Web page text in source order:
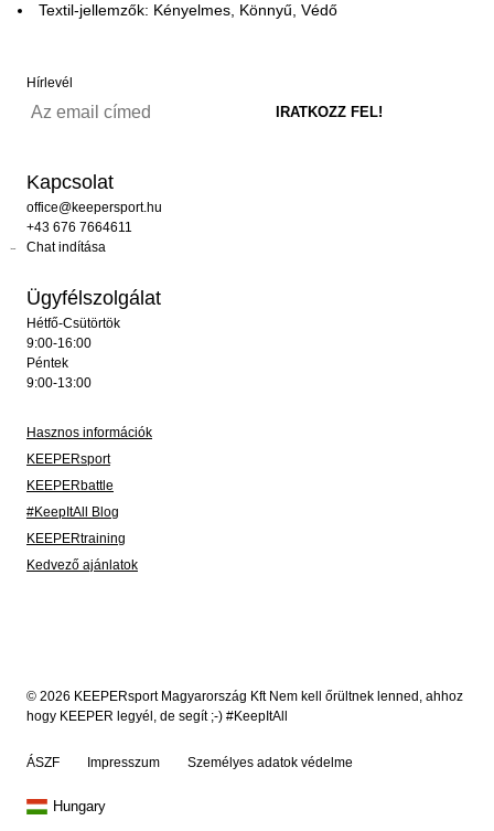
Textil-jellemzők: Kényelmes, Könnyű, Védő
Hírlevél
Kapcsolat
office@keepersport.hu
+43 676 7664611
Chat indítása
Ügyfélszolgálat
Hétfő-Csütörtök
9:00-16:00
Péntek
9:00-13:00
Hasznos információk
KEEPERsport
KEEPERbattle
#KeepItAll Blog
KEEPERtraining
Kedvező ajánlatok
© 2026 KEEPERsport Magyarország Kft Nem kell őrültnek lenned, ahhoz
hogy KEEPER legyél, de segít ;-) #KeepItAll
ÁSZF Impresszum Személyes adatok védelme
Hungary